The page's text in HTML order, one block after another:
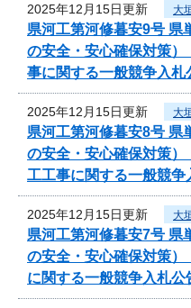
2025年12月15日更新 大
県河工第河修暮安9号 県
の安全・安心確保対策
事に関する一般競争入札
2025年12月15日更新 大
県河工第河修暮安8号 県
の安全・安心確保対策
工工事に関する一般競争
2025年12月15日更新 大
県河工第河修暮安7号 県
の安全・安心確保対策
に関する一般競争入札公